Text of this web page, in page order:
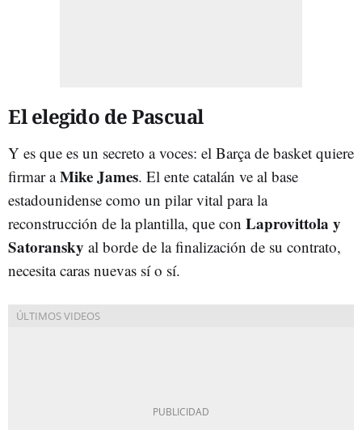
El elegido de Pascual
Y es que es un secreto a voces: el Barça de basket quiere
firmar aMike James. El ente catalán ve al base
estadounidense como un pilar vital para la
reconstrucción de la plantilla, que con Laprovittola y
Satoransky al borde de la finalización de su contrato,
necesita caras nuevas sí o sí.